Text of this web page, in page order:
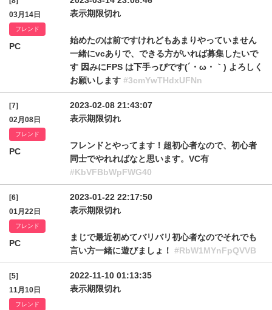
03月14日
フレンド
PC
表示期限切れ
始めたのは前ですけれどもあまりやっていません
一緒にvcありで、できる方がいれば募集したいで
す 因みにFPS は下手っぴです(´・ω・｀) よろしく
お願いします #3cmYwTHdxUFNn
[7]
02月08日
フレンド
PC
2023-02-08 21:43:07
表示期限切れ
フレンドとやってます！超初心者なので、初心者
同士でやれればなと思います。VC有
#KbVFBbWpFWG40
[6]
01月22日
フレンド
PC
2023-01-22 22:17:50
表示期限切れ
まじで最近初めてバリバリ初心者なのでそれでも
言い方一緒に遊びましょ！ #RbW1MYnFpQVVB
[5]
11月10日
フレンド
2022-11-10 01:13:35
表示期限切れ